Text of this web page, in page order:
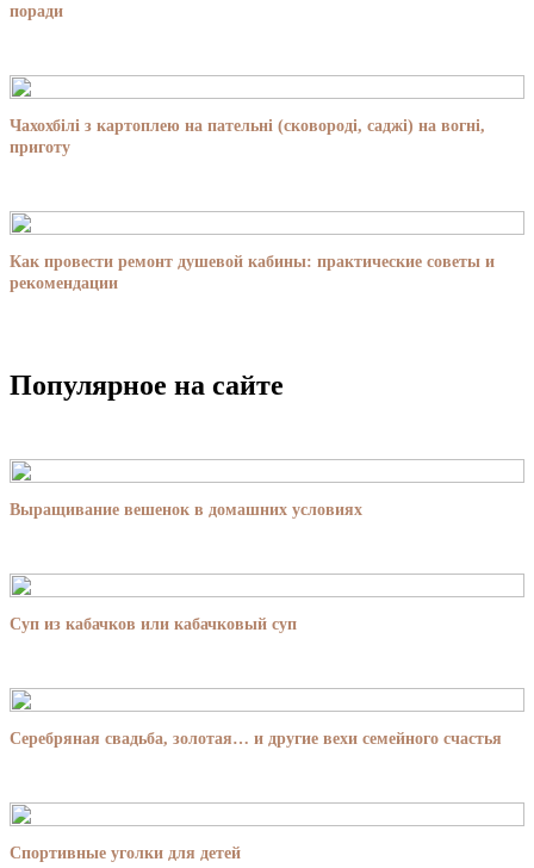
поради
Чахохбілі з картоплею на пательні (сковороді, саджі) на вогні,
приготу
Как провести ремонт душевой кабины: практические советы и
рекомендации
Популярное на сайте
Выращивание вешенок в домашних условиях
Суп из кабачков или кабачковый суп
Серебряная свадьба, золотая… и другие вехи семейного счастья
Спортивные уголки для детей